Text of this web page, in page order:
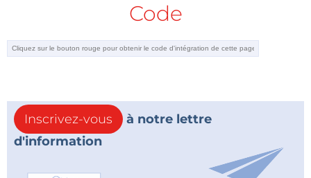
Code
Inscrivez-vous
à notre lettre
d'information